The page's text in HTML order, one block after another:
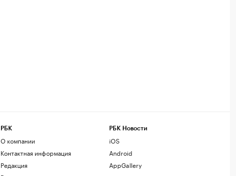
РБК
О компании
Контактная информация
Редакция
РБК Новости
iOS
Android
AppGallery